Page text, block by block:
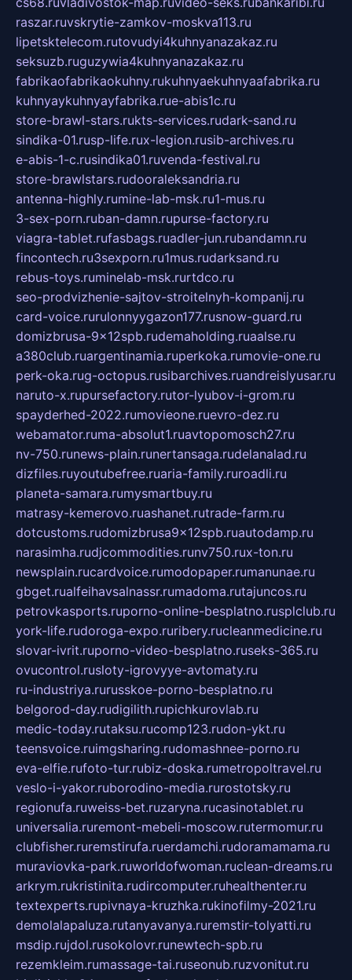
raszar.ruvskrytie-zamkov-moskva113.ru
lipetsktelecom.rutovudyi4kuhnyanazakaz.ru
seksuzb.ruguzywia4kuhnyanazakaz.ru
fabrikaofabrikaokuhny.rukuhnyaekuhnyaafabrika.ru
kuhnyaykuhnyayfabrika.rue-abis1c.ru
store-brawl-stars.rukts-services.rudark-sand.ru
sindika-01.rusp-life.rux-legion.rusib-archives.ru
e-abis-1-c.rusindika01.ruvenda-festival.ru
store-brawlstars.rudooraleksandria.ru
antenna-highly.rumine-lab-msk.ru1-mus.ru
3-sex-porn.ruban-damn.rupurse-factory.ru
viagra-tablet.rufasbags.ruadler-jun.rubandamn.ru
fincontech.ru3sexporn.ru1mus.rudarksand.ru
rebus-toys.ruminelab-msk.rurtdco.ru
seo-prodvizhenie-sajtov-stroitelnyh-kompanij.ru
card-voice.rurulonnyygazon177.rusnow-guard.ru
domizbrusa-9x12spb.rudemaholding.ruaalse.ru
a380club.ruargentinamia.ruperkoka.rumovie-one.ru
perk-oka.rug-octopus.rusibarchives.ruandreislyusar.ru
naruto-x.rupursefactory.rutor-lyubov-i-grom.ru
spayderhed-2022.rumovieone.ruevro-dez.ru
webamator.ruma-absolut1.ruavtopomosch27.ru
nv-750.runews-plain.runertansaga.rudelanalad.ru
dizfiles.ruyoutubefree.ruaria-family.ruroadli.ru
planeta-samara.rumysmartbuy.ru
matrasy-kemerovo.ruashanet.rutrade-farm.ru
dotcustoms.rudomizbrusa9x12spb.ruautodamp.ru
narasimha.rudjcommodities.runv750.rux-ton.ru
newsplain.rucardvoice.rumodopaper.rumanunae.ru
gbget.rualfeihavsalnassr.rumadoma.rutajuncos.ru
petrovkasports.ruporno-online-besplatno.rusplclub.ru
york-life.rudoroga-expo.ruribery.rucleanmedicine.ru
slovar-ivrit.ruporno-video-besplatno.ruseks-365.ru
ovucontrol.rusloty-igrovyye-avtomaty.ru
ru-industriya.rurusskoe-porno-besplatno.ru
belgorod-day.rudigilith.rupichkurovlab.ru
medic-today.rutaksu.rucomp123.rudon-ykt.ru
teensvoice.ruimgsharing.rudomashnee-porno.ru
eva-elfie.rufoto-tur.rubiz-doska.rumetropoltravel.ru
veslo-i-yakor.ruborodino-media.rurostotsky.ru
regionufa.ruweiss-bet.ruzaryna.rucasinotablet.ru
universalia.ruremont-mebeli-moscow.rutermomur.ru
clubfisher.ruremstirufa.ruerdamchi.rudoramamama.ru
muraviovka-park.ruworldofwoman.ruclean-dreams.ru
arkrym.rukristinita.rudircomputer.ruhealthenter.ru
textexperts.rupivnaya-kruzhka.rukinofilmy-2021.ru
demolalapaluza.rutanyavanya.ruremstir-tolyatti.ru
msdip.rujdol.rusokolovr.runewtech-spb.ru
rezemkleim.rumassage-tai.ruseonub.ruzvonitut.ru